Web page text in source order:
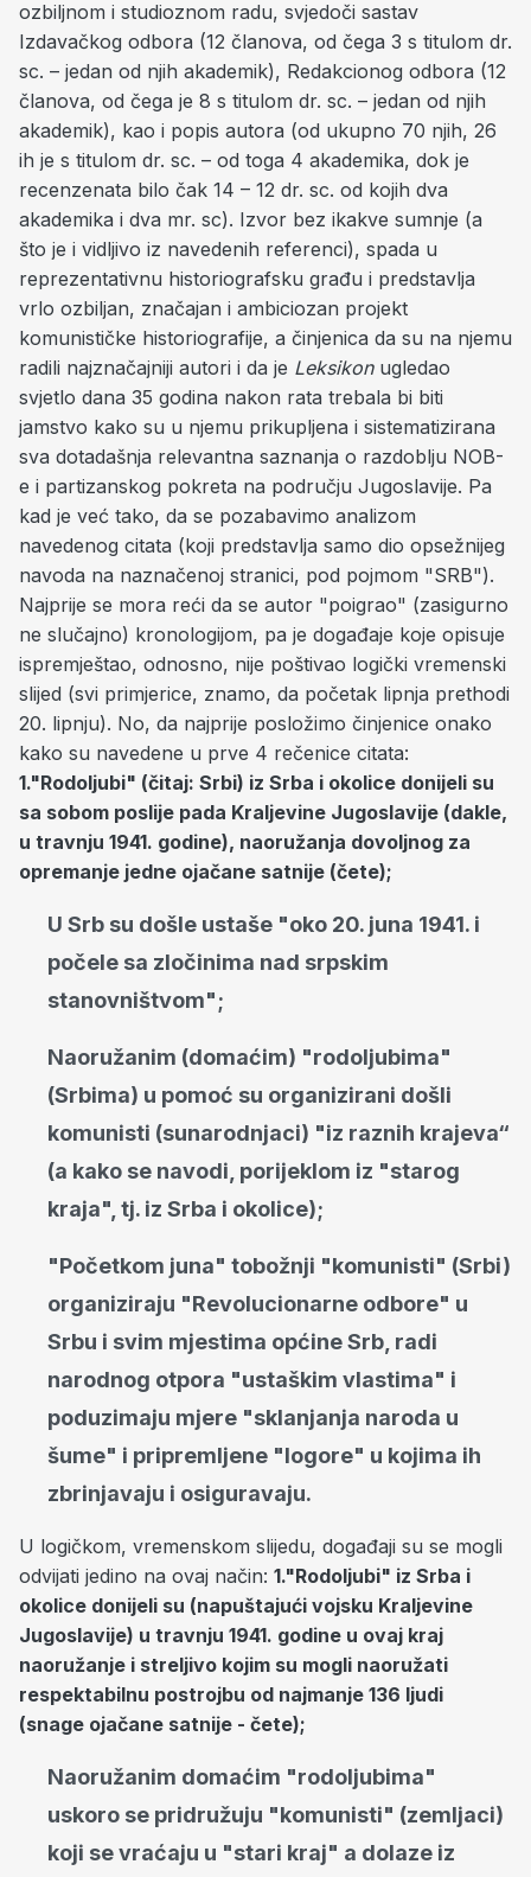
ozbiljnom i studioznom radu, svjedoči sastav
Izdavačkog odbora (12 članova, od čega 3 s titulom dr.
sc. – jedan od njih akademik), Redakcionog odbora (12
članova, od čega je 8 s titulom dr. sc. – jedan od njih
akademik), kao i popis autora (od ukupno 70 njih, 26
ih je s titulom dr. sc. – od toga 4 akademika, dok je
recenzenata bilo čak 14 – 12 dr. sc. od kojih dva
akademika i dva mr. sc). Izvor bez ikakve sumnje (a
što je i vidljivo iz navedenih referenci), spada u
reprezentativnu historiografsku građu i predstavlja
vrlo ozbiljan, značajan i ambiciozan projekt
komunističke historiografije, a činjenica da su na njemu
radili najznačajniji autori i da je Leksikonugledao
svjetlo dana 35 godina nakon rata trebala bi biti
jamstvo kako su u njemu prikupljena i sistematizirana
sva dotadašnja relevantna saznanja o razdoblju NOB-
e i partizanskog pokreta na području Jugoslavije. Pa
kad je već tako, da se pozabavimo analizom
navedenog citata (koji predstavlja samo dio opsežnijeg
navoda na naznačenoj stranici, pod pojmom "SRB").
Najprije se mora reći da se autor "poigrao" (zasigurno
ne slučajno) kronologijom, pa je događaje koje opisuje
ispremještao, odnosno, nije poštivao logički vremenski
slijed (svi primjerice, znamo, da početak lipnja prethodi
20. lipnju). No, da najprije posložimo činjenice onako
kako su navedene u prve 4 rečenice citata:
1."Rodoljubi" (čitaj: Srbi) iz Srba i okolice donijeli su
sa sobom poslije pada Kraljevine Jugoslavije (dakle,
u travnju 1941. godine), naoružanja dovoljnog za
opremanje jedne ojačane satnije (čete);
U Srb su došle ustaše "oko 20. juna 1941. i
počele sa zločinima nad srpskim
stanovništvom";
Naoružanim (domaćim) "rodoljubima"
(Srbima) u pomoć su organizirani došli
komunisti (sunarodnjaci) "iz raznih krajeva“
(a kako se navodi, porijeklom iz "starog
kraja", tj. iz Srba i okolice);
"Početkom juna" tobožnji "komunisti" (Srbi)
organiziraju "Revolucionarne odbore" u
Srbu i svim mjestima općine Srb, radi
narodnog otpora "ustaškim vlastima" i
poduzimaju mjere "sklanjanja naroda u
šume" i pripremljene "logore" u kojima ih
zbrinjavaju i osiguravaju.
U logičkom, vremenskom slijedu, događaji su se mogli
odvijati jedino na ovaj način: 1."Rodoljubi" iz Srba i
okolice donijeli su (napuštajući vojsku Kraljevine
Jugoslavije) u travnju 1941. godine u ovaj kraj
naoružanje i streljivo kojim su mogli naoružati
respektabilnu postrojbu od najmanje 136 ljudi
(snage ojačane satnije - čete);
Naoružanim domaćim "rodoljubima"
uskoro se pridružuju "komunisti" (zemljaci)
koji se vraćaju u "stari kraj" a dolaze iz